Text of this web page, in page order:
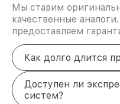
Мы ставим
качественные
предоставляем
Как долго длится
Доступен ли
систем?